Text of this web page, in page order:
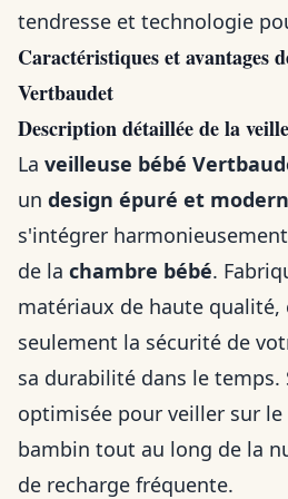
tendresse et technologie
Caractéristiques et avantages
Vertbaudet
Description détaillée de la
La veilleuse bébé
un design épuré et
s'intégrer
de la chambre bébé.
matériaux de haute
seulement la sécurité de
sa durabilité dans le temps.
optimisée pour veiller sur
bambin tout au long de la
de recharge fréquente.